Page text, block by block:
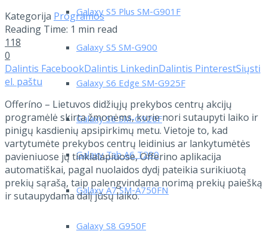
Galaxy S5 Plus SM-G901F
Galaxy S5 SM-G900
Galaxy S6 Edge SM-G925F
Galaxy S6 SM-G920F
Galaxy Tab A6 T280
Galaxy A7 SM-A750FN
Galaxy S8 G950F
Kategorija Programos
Reading Time: 1 min read
118
0
Dalintis FacebookDalintis LinkedinDalintis PinterestSiųsti
el. paštu
Offeríno – Lietuvos didžiųjų prekybos centrų akcijų
programėlė skirta žmonėms, kurie nori sutaupyti laiko ir
pinigų kasdienių apsipirkimų metu. Vietoje to, kad
vartytumėte prekybos centrų leidinius ar lankytumėtės
pavieniuose jų tinklalapiuose, Offerino aplikacija
automatiškai, pagal nuolaidos dydį pateikia surikiuotą
prekių sąrašą, taip palengvindama norimą prekių paiešką
ir sutaupydama dalį jūsų laiko.